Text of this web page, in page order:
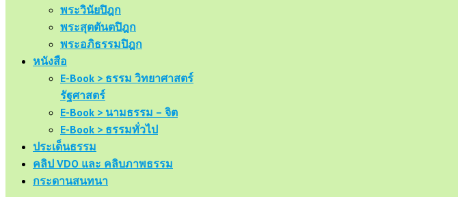
พระวินัยปิฎก
พระสุตตันตปิฎก
พระอภิธรรมปิฎก
หนังสือ
E-Book > ธรรม วิทยาศาสตร์
รัฐศาสตร์
E-Book > นามธรรม – จิต
E-Book > ธรรมทั่วไป
ประเด็นธรรม
คลิป VDO และ คลิบภาพธรรม
กระดานสนทนา